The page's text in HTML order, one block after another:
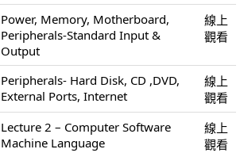
Power, Memory, Motherboard,
Peripherals-Standard Input &
Output
線上
觀看
Peripherals- Hard Disk, CD ,DVD,
External Ports, Internet
線上
觀看
Lecture 2 – Computer Software
Machine Language
線上
觀看